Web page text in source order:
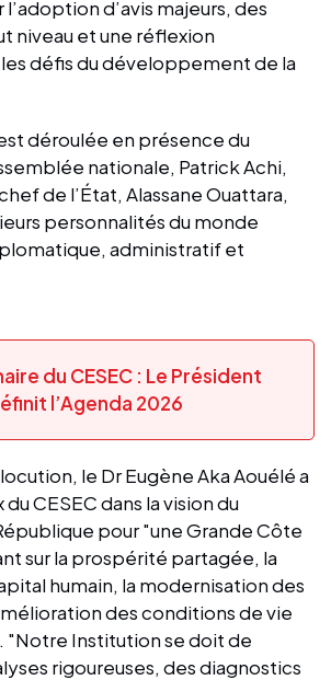
d’avis majeurs, des
niveau et une réflexion
défis du développement de la
déroulée en présence du
nationale, Patrick Achi,
de l’État, Alassane Ouattara,
personnalités du monde
administratif et
du CESEC : Le Président
l’Agenda 2026
le Dr Eugène Aka Aouélé a
CESEC dans la vision du
pour "une Grande Côte
sur la prospérité partagée, la
humain, la modernisation des
des conditions de vie
"Notre Institution se doit de
rigoureuses, des diagnostics